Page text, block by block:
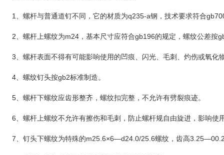
1、螺杆与普通道钉不同，它的材质为q235-a钢，技术要求符合
2、螺杆上螺纹为m24，基本尺寸应符合gb196的规定，螺纹公差按
3、螺杆表面不得有可能影响使用的凹痕、闪光、毛刺、灼伤或氧化
4、螺纹钉头按gb2标准制造。
5、螺杆下螺纹应齿形整齐，螺纹扣完整，不允许有劈裂痕迹。
6、螺杆上螺纹不允许有擦伤和毛刺，防止螺杆规自由旋进，影响使
7、钉头下螺纹为特殊的m25.6×6—d24.0/25.6螺纹，齿高